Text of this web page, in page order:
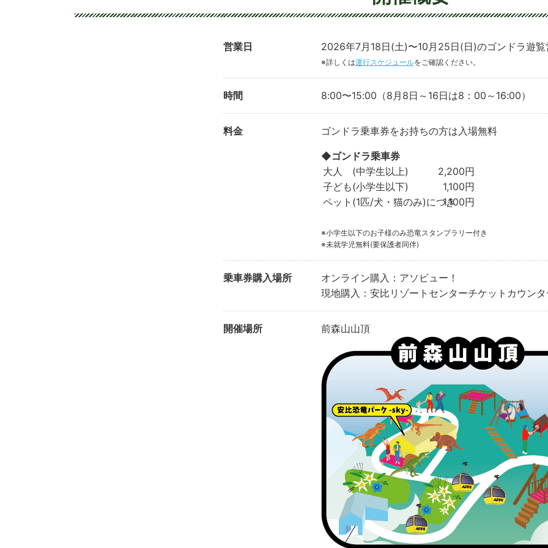
営業日 2026年7月18日(土)〜10月25日(日)のゴンドラ遊覧
※詳しくは運行スケジュールをご確認ください。
時間 8:00〜15:00 （8月8日～16日は8：00～16:00）
料金 ゴンドラ乗車券をお持ちの方は入場無料
◆ゴンドラ乗車券
大人 (中学生以上)
2,200円
子ども(小学生以下)
1,100円
ペット(1匹/犬・猫のみ)につき1,100円
※小学生以下のお子様のみ恐竜スタンプラリー付き
※未就学児無料(要保護者同伴)
乗車券購入場所
オンライン購入：アソビュー！
現地購入：安比リゾートセンターチケットカウンタ
開催場所 前森山山頂